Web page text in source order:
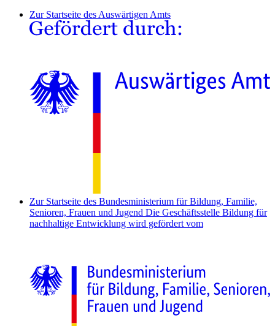
Zur Startseite des Auswärtigen Amts
Zur Startseite des Bundesministerium für Bildung, Familie,
Senioren, Frauen und Jugend Die Geschäftsstelle Bildung für
nachhaltige Entwicklung wird gefördert vom